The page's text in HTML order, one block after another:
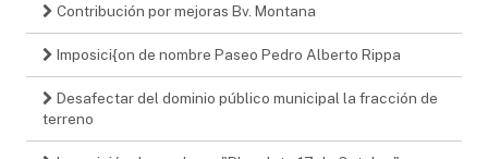
Contribución por mejoras Bv. Montana
Imposici{on de nombre Paseo Pedro Alberto Rippa
Desafectar del dominio público municipal la fracción de
terreno